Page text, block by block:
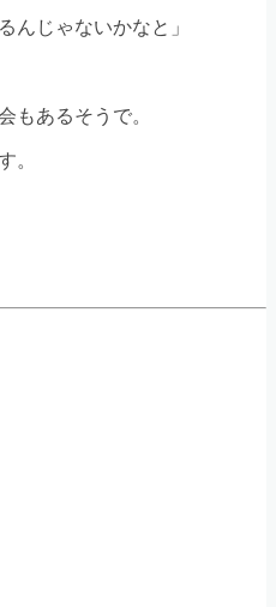
んじゃないかなと」
もあるそうで。
。